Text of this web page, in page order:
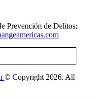
Prevención de Delitos:
© Copyright 2026. All